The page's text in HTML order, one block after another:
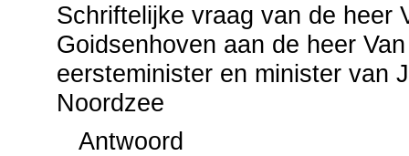
Schriftelijke vraag van de heer
Goidsenhoven aan de heer
eersteminister en minister van
Noordzee
Antwoord